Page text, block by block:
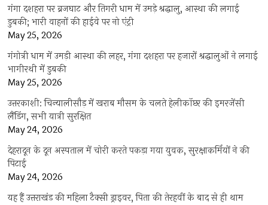
गंगा दशहरा पर ब्रजघाट और तिगरी धाम में उमड़े श्रद्धालु, आस्था की लगाई
डुबकी; भारी वाहनों की हाईवे पर नो एंट्री
May 25, 2026
गंगोत्री धाम में उमड़ी आस्था की लहर, गंगा दशहरा पर हजारों श्रद्धालुओं ने लगाई
भागीरथी में डुबकी
May 25, 2026
उत्तरकाशी: चिन्यालीसौड़ में खराब मौसम के चलते हेलीकॉप्टर की इमरजेंसी
लैंडिंग, सभी यात्री सुरक्षित
May 24, 2026
देहरादून के दून अस्पताल में चोरी करते पकड़ा गया युवक, सुरक्षाकर्मियों ने की
पिटाई
May 24, 2026
यह हैं उत्तराखंड की महिला टैक्सी ड्राइवर, पिता की तेरहवीं के बाद से ही थाम